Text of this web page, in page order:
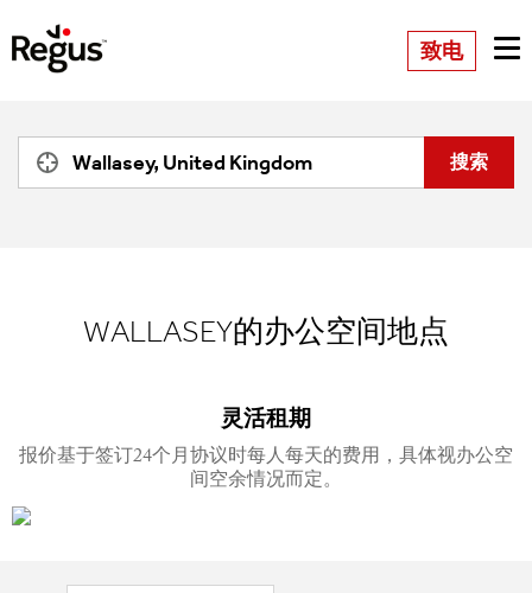
致电
WALLASEY的办公空间地点
灵活租期
报价基于签订24个月协议时每人每天的费用，具体视办公空
间空余情况而定。